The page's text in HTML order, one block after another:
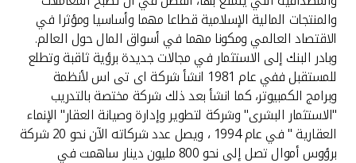
والمنتجات المالية الإسلامية قطاعا مهما وأساسيا ومؤثرا في
الاقتصاد العالمي ومكونا مهما في أسواق المال حول العالم.
وبادر البنك إلى الاستثمار في مجالات جديدة برؤية ثاقبة وتطلع
للمستقبل ففي عام 1981 انشأ شركة اى تى اس لأنظمة
وبرامج الكمبيوتر، كما انشأ بعد ذلك شركة مختصة بالتدريب
"الاستثمار البشرى" وشركة لتطوير وإدارة وصيانة العقار" الإنماء
العقارية " في عام 1994 ، ويصل عدد شركاته الآن نحو 20 شركة
برؤوس أموال تصل إلى نحو 800 مليون دينار ساهمت في